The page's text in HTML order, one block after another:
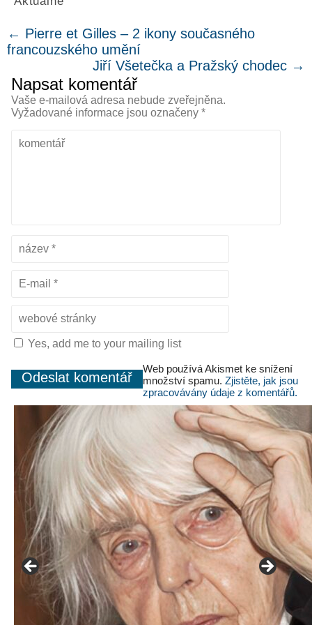
← Pierre et Gilles – 2 ikony současného
francouzského umění
Jiří Všetečka a Pražský chodec →
Napsat komentář
Vaše e-mailová adresa nebude zveřejněna.
Vyžadované informace jsou označeny *
Yes, add me to your mailing list
Web používá Akismet ke snížení
množství spamu. Zjistěte, jak jsou
zpracovávány údaje z komentářů.